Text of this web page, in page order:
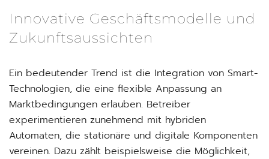
Innovative Geschäftsmodelle und
Zukunftsaussichten
Ein bedeutender Trend ist die Integration von Smart-
Technologien, die eine flexible Anpassung an
Marktbedingungen erlauben. Betreiber
experimentieren zunehmend mit hybriden
Automaten, die stationäre und digitale Komponenten
vereinen. Dazu zählt beispielsweise die Möglichkeit,